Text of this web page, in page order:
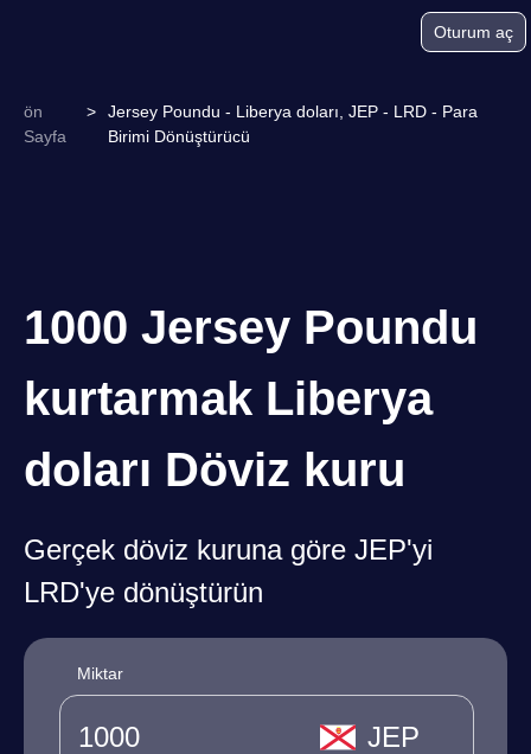
Oturum aç
ön
Sayfa
>
Jersey Poundu - Liberya doları, JEP - LRD - Para
Birimi Dönüştürücü
1000 Jersey Poundu
kurtarmak Liberya
doları Döviz kuru
Gerçek döviz kuruna göre JEP'yi
LRD'ye dönüştürün
Miktar
JEP